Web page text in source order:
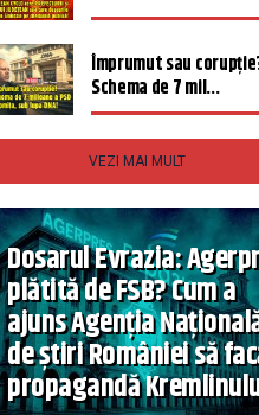
Împrumut sau
Schema de 7 mil...
VEZI MAI MULT
Dosarul Evrazia:
plătită de FSB? Cum a
ajuns Agenția
de știri României să
propagandă